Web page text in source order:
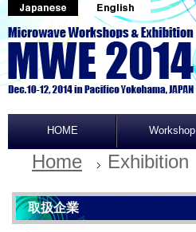
HOME Workshop
Home Exhibition
取扱企業